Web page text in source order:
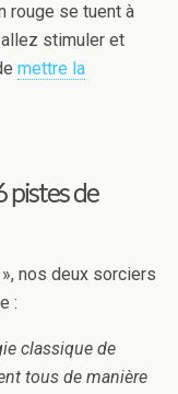
rouge se tuent à
stimuler et
mettre la
pistes de
nos deux sorciers
:
classique de
tous de manière